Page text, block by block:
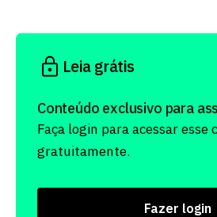
Leia grátis
Conteúdo exclusivo para
Faça login para acessar esse
gratuitamente.
Fazer login